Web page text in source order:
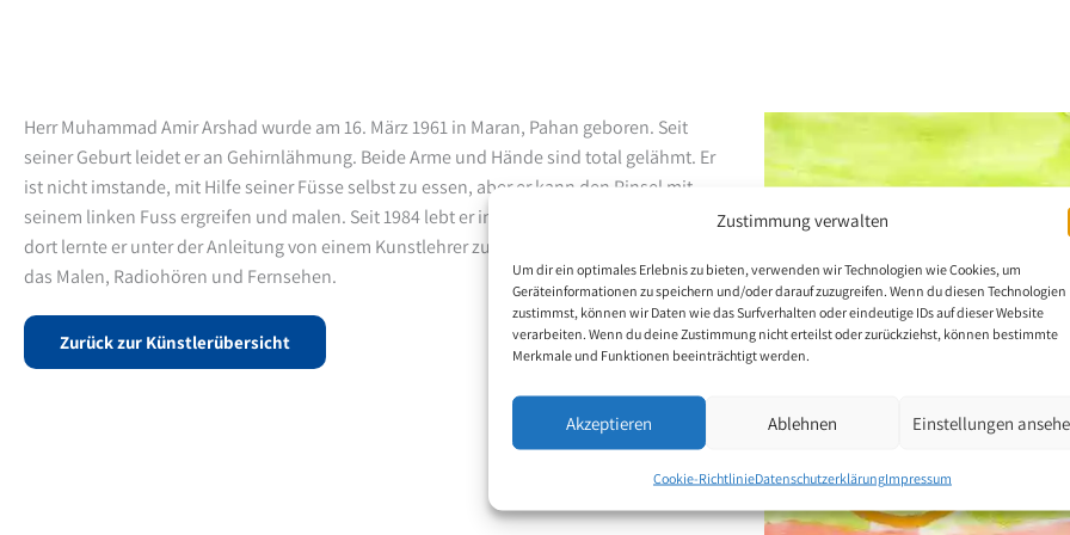
Zustimmung verwalten
Um dir ein optimales Erlebnis zu bieten, verwenden wir Technologien wie Cookies, um
Geräteinformationen zu speichern und/oder darauf zuzugreifen. Wenn du diesen Technologien
zustimmst, können wir Daten wie das Surfverhalten oder eindeutige IDs auf dieser Website
verarbeiten. Wenn du deine Zustimmung nicht erteilst oder zurückziehst, können bestimmte
Merkmale und Funktionen beeinträchtigt werden.
Akzeptieren Ablehnen Einstellungen
Cookie-RichtlinieDatenschutzerklärungImpressum
Herr Muhammad Amir Arshad wurde am 16. März 1961 in Maran, Pahan geboren. Seit
seiner Geburt leidet er an Gehirnlähmung. Beide Arme und Hände sind total gelähmt. Er
ist nicht imstande, mit Hilfe seiner Füsse selbst zu essen, aber er kann den Pinsel mit
seinem linken Fuss ergreifen und malen. Seit 1984 lebt er in einem Heim für Behinderte,
dort lernte er unter der Anleitung von einem Kunstlehrer zu malen. Seine Hobbies sind
das Malen, Radiohören und Fernsehen.
Zurück zur Künstlerübersicht